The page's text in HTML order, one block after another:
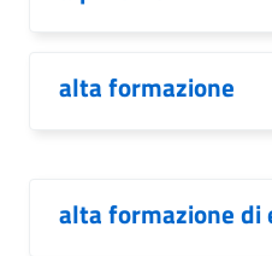
alta formazione
alta formazione di